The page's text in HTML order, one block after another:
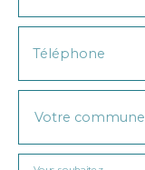
Téléphone
Votre commune